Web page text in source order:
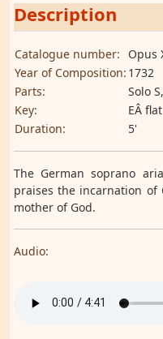
Description
Catalogue number:
Opus
Year of Composition: 1732
Parts:
Solo
Key:
EÂ flat
Duration:
5'
The German soprano
praises the incarnation of
mother of God.
Audio: